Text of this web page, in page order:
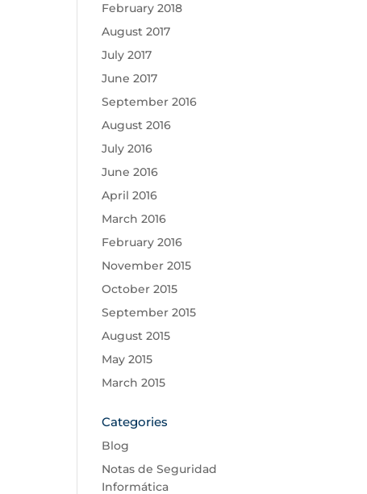
February 2018
August 2017
July 2017
June 2017
September 2016
August 2016
July 2016
June 2016
April 2016
March 2016
February 2016
November 2015
October 2015
September 2015
August 2015
May 2015
March 2015
Categories
Blog
Notas de Seguridad
Informática